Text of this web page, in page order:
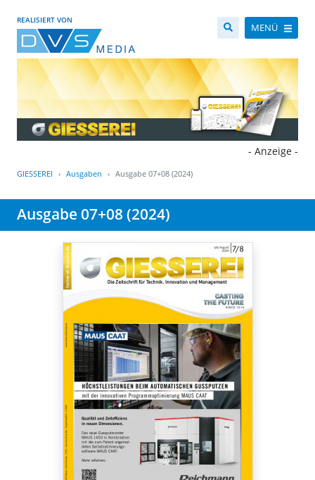
REALISIERT VON
MENÜ
- Anzeige -
GIESSEREI Ausgaben Ausgabe 07+08 (2024)
Ausgabe 07+08 (2024)